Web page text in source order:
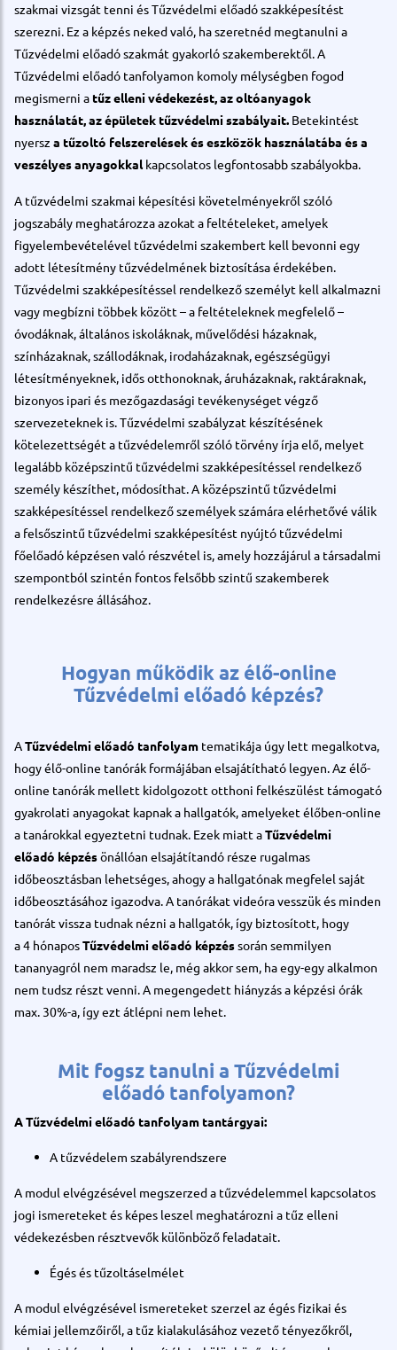
szakmai vizsgát tenni és Tűzvédelmi előadó szakképesítést
szerezni. Ez a képzés neked való, ha szeretnéd megtanulni a
Tűzvédelmi előadó szakmát gyakorló szakemberektől. A
Tűzvédelmi előadó tanfolyamon komoly mélységben fogod
megismerni atűz elleni védekezést, az oltóanyagok
használatát, az épületek tűzvédelmi szabályait. Betekintést
nyersz a tűzoltó felszerelések és eszközök használatába és a
veszélyes anyagokkalkapcsolatos legfontosabb szabályokba.
A tűzvédelmi szakmai képesítési követelményekről szóló
jogszabály meghatározza azokat a feltételeket, amelyek
figyelembevételével tűzvédelmi szakembert kell bevonni egy
adott létesítmény tűzvédelmének biztosítása érdekében.
Tűzvédelmi szakképesítéssel rendelkező személyt kell alkalmazni
vagy megbízni többek között – a feltételeknek megfelelő –
óvodáknak, általános iskoláknak, művelődési házaknak,
színházaknak, szállodáknak, irodaházaknak, egészségügyi
létesítményeknek, idős otthonoknak, áruházaknak, raktáraknak,
bizonyos ipari és mezőgazdasági tevékenységet végző
szervezeteknek is. Tűzvédelmi szabályzat készítésének
kötelezettségét a tűzvédelemről szóló törvény írja elő, melyet
legalább középszintű tűzvédelmi szakképesítéssel rendelkező
személy készíthet, módosíthat. A középszintű tűzvédelmi
szakképesítéssel rendelkező személyek számára elérhetővé válik
a felsőszintű tűzvédelmi szakképesítést nyújtó tűzvédelmi
főelőadó képzésen való részvétel is, amely hozzájárul a társadalmi
szempontból szintén fontos felsőbb szintű szakemberek
rendelkezésre állásához.
Hogyan működik az élő-online
Tűzvédelmi előadó képzés?
ATűzvédelmi előadó tanfolyam tematikája úgy lett megalkotva,
hogy élő-online tanórák formájában elsajátítható legyen. Az élő-
online tanórák mellett kidolgozott otthoni felkészülést támogató
gyakrolati anyagokat kapnak a hallgatók, amelyeket élőben-online
a tanárokkal egyeztetni tudnak. Ezek miatt aTűzvédelmi
előadó képzésönállóan elsajátítandó része rugalmas
időbeosztásban lehetséges, ahogy a hallgatónak megfelel saját
időbeosztásához igazodva. A tanórákat videóra vesszük és minden
tanórát vissza tudnak nézni a hallgatók, így biztosított, hogy
a 4 hónaposTűzvédelmi előadó képzéssorán semmilyen
tananyagról nem maradsz le, még akkor sem, ha egy-egy alkalmon
nem tudsz részt venni. A megengedett hiányzás a képzési órák
max. 30%-a, így ezt átlépni nem lehet.
Mit fogsz tanulni a Tűzvédelmi
előadó tanfolyamon?
A Tűzvédelmi előadó tanfolyam tantárgyai:
A tűzvédelem szabályrendszere
A modul elvégzésével megszerzed a tűzvédelemmel kapcsolatos
jogi ismereteket és képes leszel meghatározni a tűz elleni
védekezésben résztvevők különböző feladatait.
Égés és tűzoltáselmélet
A modul elvégzésével ismereteket szerzel az égés fizikai és
kémiai jellemzőiről, a tűz kialakulásához vezető tényezőkről,